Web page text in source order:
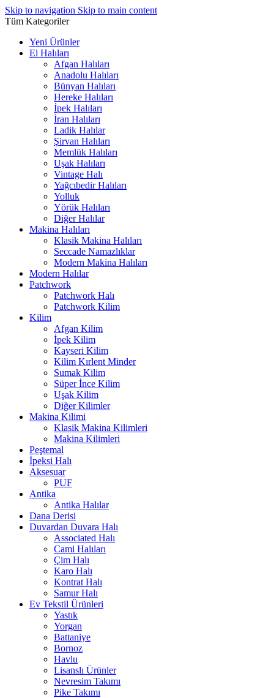
Skip to navigation Skip to main content
Tüm Kategoriler
Yeni Ürünler
El Halıları
Afgan Halıları
Anadolu Halıları
Bünyan Halıları
Hereke Halıları
İpek Halıları
İran Halıları
Ladik Halılar
Şirvan Halıları
Memlük Halıları
Uşak Halıları
Vintage Halı
Yağcıbedir Halıları
Yolluk
Yörük Halıları
Diğer Halılar
Makina Halıları
Klasik Makina Halıları
Seccade Namazlıklar
Modern Makina Halıları
Modern Halılar
Patchwork
Patchwork Halı
Patchwork Kilim
Kilim
Afgan Kilim
İpek Kilim
Kayseri Kilim
Kilim Kırlent Minder
Sumak Kilim
Süper İnce Kilim
Uşak Kilim
Diğer Kilimler
Makina Kilimi
Klasik Makina Kilimleri
Makina Kilimleri
Peştemal
İpeksi Halı
Aksesuar
PUF
Antika
Antika Halılar
Dana Derisi
Duvardan Duvara Halı
Associated Halı
Cami Halıları
Çim Halı
Karo Halı
Kontrat Halı
Samur Halı
Ev Tekstil Ürünleri
Yastık
Yorgan
Battaniye
Bornoz
Havlu
Lisanslı Ürünler
Nevresim Takımı
Pike Takımı